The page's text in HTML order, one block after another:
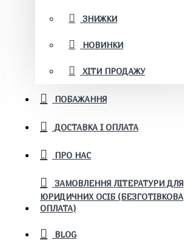
ЗНИЖКИ
НОВИНКИ
ХІТИ ПРОДАЖУ
ПОБАЖАННЯ
ДОСТАВКА І ОПЛАТА
ПРО НАС
ЗАМОВЛЕННЯ ЛІТЕРАТУРИ ДЛЯ
ЮРИДИЧНИХ ОСІБ (БЕЗГОТІВКОВА
ОПЛАТА)
BLOG